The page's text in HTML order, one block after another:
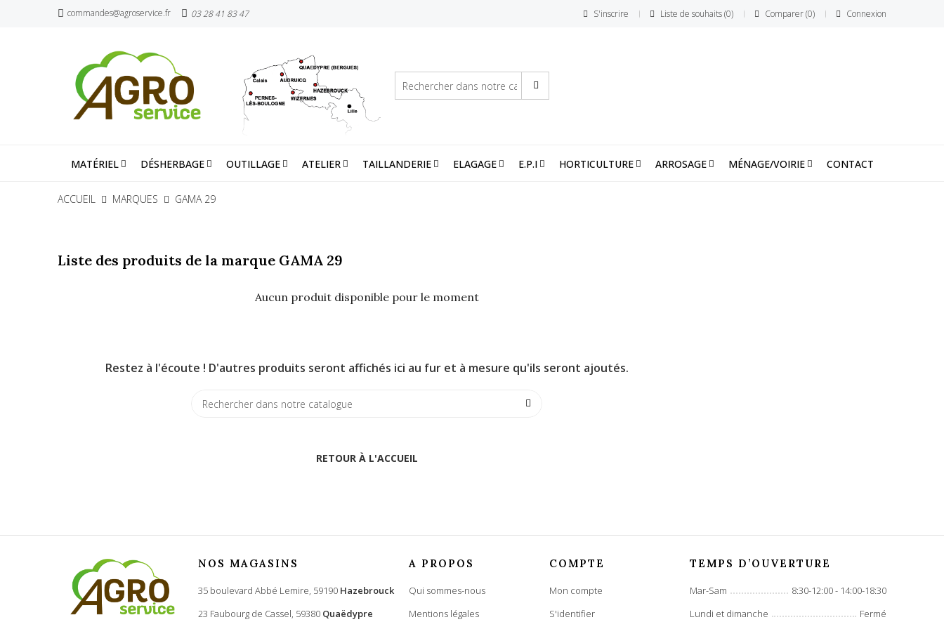
commandes@agroservice.fr 03 28 41 83 47 S'inscrire Liste de souhaits 0 Comparer 0 Connexion
MATÉRIEL DÉSHERBAGE OUTILLAGE ATELIER TAILLANDERIE ELAGAGE E.P.I HORTICULTURE ARROSAGE MÉNAGE/VOIRIE CONTACT
ACCUEIL MARQUES GAMA 29
Liste des produits de la marque GAMA 29
Aucun produit disponible pour le moment
Restez à l'écoute ! D'autres produits seront affichés ici au fur et à mesure qu'ils seront ajoutés.
RETOUR À L'ACCUEIL
NOS MAGASINS
35 boulevard Abbé Lemire, 59190 Hazebrouck
23 Faubourg de Cassel, 59380 Quaëdypre
A PROPOS
Qui sommes-nous
Mentions légales
COMPTE
Mon compte
S'identifier
TEMPS D’OUVERTURE
Mar-Sam
8:30-12:00 - 14:00-18:30
Lundi et dimanche
Fermé